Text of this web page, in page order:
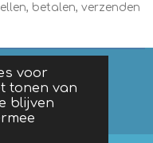
voor
tonen van
blijven
betalen, verzenden